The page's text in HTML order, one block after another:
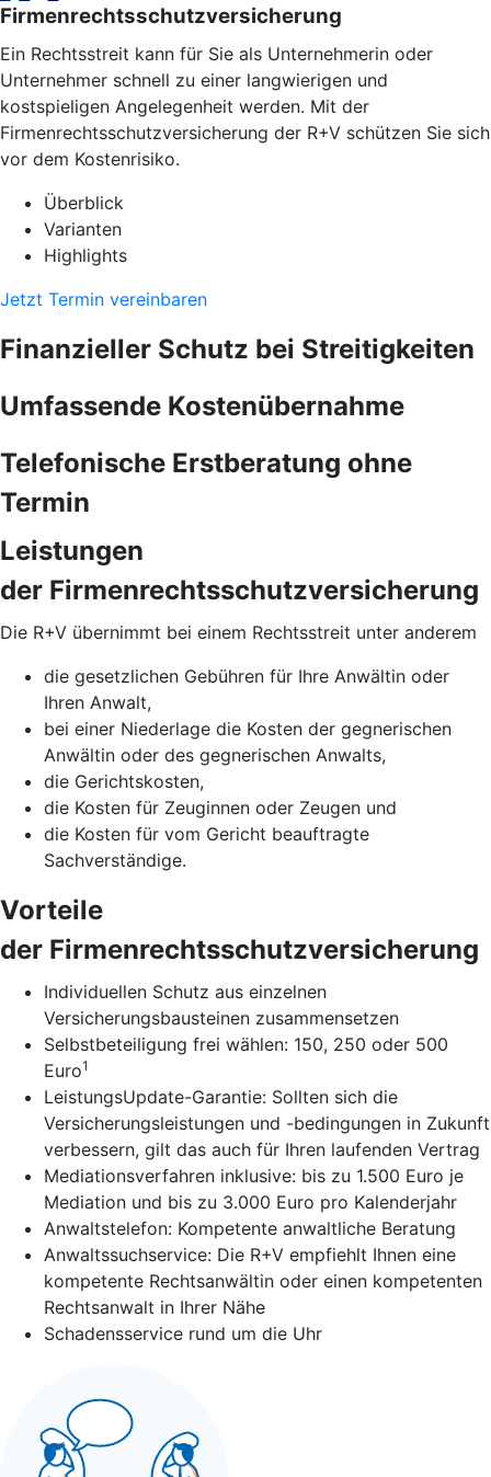
Firmenrechtsschutzversicherung
Ein Rechtsstreit kann für Sie als Unternehmerin oder
Unternehmer schnell zu einer langwierigen und
kostspieligen Angelegenheit werden. Mit der
Firmenrechtsschutzversicherung der R+V schützen Sie sich
vor dem Kostenrisiko.
Überblick
Varianten
Highlights
Jetzt Termin vereinbaren
Finanzieller Schutz bei Streitigkeiten
Umfassende Kostenübernahme
Telefonische Erstberatung ohne
Termin
Leistungen
der Firmenrechtsschutzversicherung
Die R+V übernimmt bei einem Rechtsstreit unter anderem
die gesetzlichen Gebühren für Ihre Anwältin oder
Ihren Anwalt,
bei einer Niederlage die Kosten der gegnerischen
Anwältin oder des gegnerischen Anwalts,
die Gerichtskosten,
die Kosten für Zeuginnen oder Zeugen und
die Kosten für vom Gericht beauftragte
Sachverständige.
Vorteile
der Firmenrechtsschutzversicherung
Individuellen Schutz aus einzelnen
Versicherungsbausteinen zusammensetzen
Selbstbeteiligung frei wählen: 150, 250 oder 500
Euro1
LeistungsUpdate-Garantie: Sollten sich die
Versicherungsleistungen und -bedingungen in Zukunft
verbessern, gilt das auch für Ihren laufenden Vertrag
Mediationsverfahren inklusive: bis zu 1.500 Euro je
Mediation und bis zu 3.000 Euro pro Kalenderjahr
Anwaltstelefon: Kompetente anwaltliche Beratung
Anwaltssuchservice: Die R+V empfiehlt Ihnen eine
kompetente Rechtsanwältin oder einen kompetenten
Rechtsanwalt in Ihrer Nähe
Schadensservice rund um die Uhr